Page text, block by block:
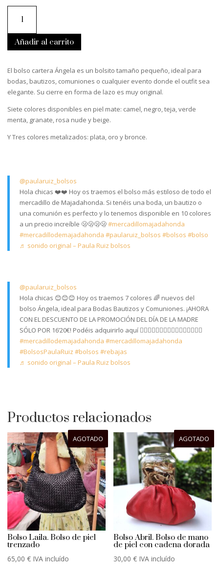
Bolso
Ángela.
Bolso
para
eventos
cantidad
Añadir al carrito
El bolso cartera Ángela es un bolsito tamaño pequeño, ideal para
bodas, bautizos, comuniones o cualquier evento donde el outfit sea
elegante. Su cierre en forma de lazo es muy original.
Siete colores disponibles en piel mate: camel, negro, teja, verde
menta, granate, rosa nude y beige.
Y Tres colores metalizados: plata, oro y bronce.
@paularuiz_bolsos
Hola chicas ❤️❤️ Hoy os traemos el bolso más estiloso de todo el
mercadillo de Majadahonda. Si tenéis una boda, un bautizo o
una comunión es perfecto y lo tenemos disponible en 10 colores
a un precio increíble 🫢🫢🫢🫢#mercadillomajadahonda
#mercadillodemajadahonda #paularuiz_bolsos #bolsos #bolso
♬ sonido original – Paula Ruiz bolsos
@paularuiz_bolsos
Hola chicas 😊😊😊 Hoy os traemos 7 colores 🌈 nuevos del
bolso Ángela, ideal para Bodas Bautizos y Comuniones. ¡AHORA
CON EL DESCUENTO DE LA PROMOCIÓN DEL DÍA DE LA MADRE
SÓLO POR 16’20€! Podéis adquirirlo aquí 👇🏼👇🏼👇🏼👇🏼👇🏼👇🏼👇🏼👇🏼
#mercadillodemajadahonda #mercadillomajadahonda
#BolsosPaulaRuiz #bolsos #rebajas
♬ sonido original – Paula Ruiz bolsos
Productos relacionados
AGOTADO
Bolso Laila. Bolso de piel
trenzado
65,00 € IVA incluído
AGOTADO
Bolso Abril. Bolso de mano
de piel con cadena dorada
30,00€ IVA incluído